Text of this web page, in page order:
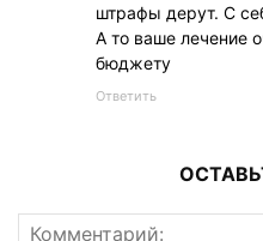
штрафы дерут. С
А то ваше лечение
бюджету
Ответить